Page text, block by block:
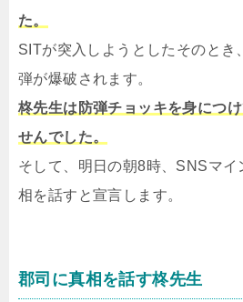
た。
SITが突入しようとしたそのとき
弾が爆破されます。
柊先生は防弾チョッキを身につ
せんでした。
そして、明日の朝8時、SNSマ
相を話すと宣言します。
郡司に真相を話す柊先生